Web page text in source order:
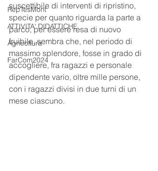
RepTesMont
ATTIVITA' DIDATTICHE
Agricoltura
FarCom2024
suscettibile di interventi di ripristino,
specie per quanto riguarda la parte a
parco, per essere resa di nuovo
fruibile. sembra che, nel periodo di
massimo splendore, fosse in grado di
accogliere, fra ragazzi e personale
dipendente vario, oltre mille persone,
con i ragazzi divisi in due turni di un
mese ciascuno.